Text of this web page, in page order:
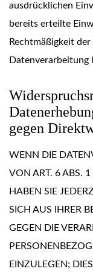
ausdrücklichen
bereits erteilte
Rechtmäßigkeit
gegen
WENN DIE
VON ART. 6 ABS. 1
HABEN SIE
SICH AUS IHRER
GEGEN DIE
EINZULEGEN;